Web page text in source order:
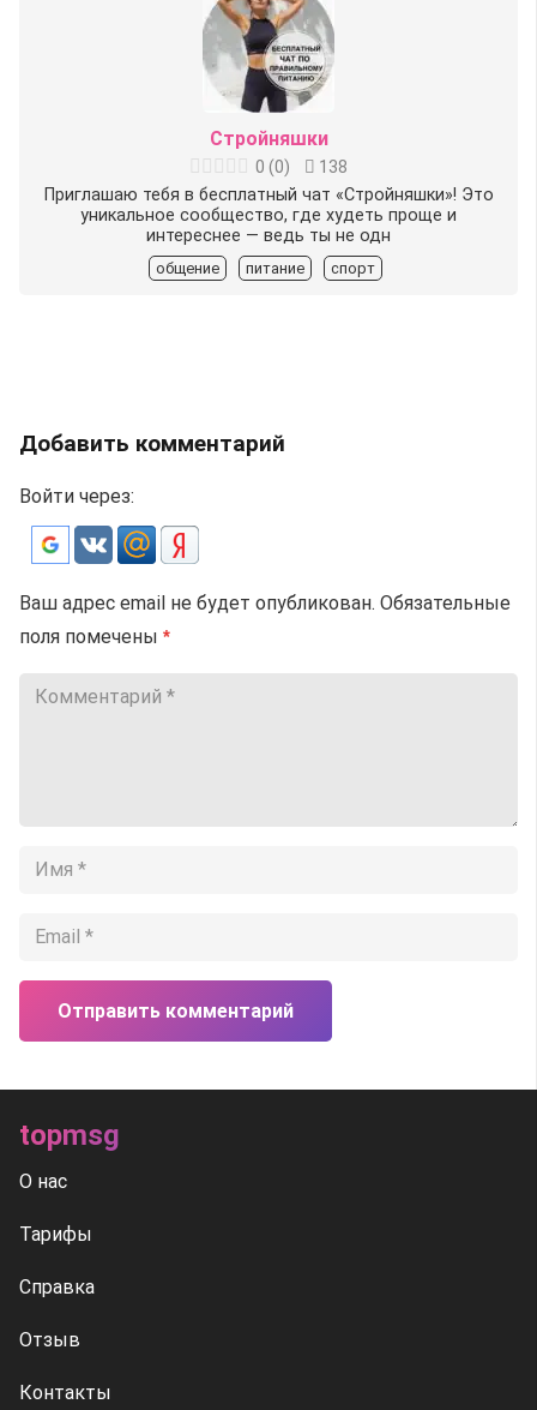
Стройняшки
0 (0)
138
Приглашаю тебя в бесплатный чат «Стройняшки»! Это
уникальное сообщество, где худеть проще и
интереснее — ведь ты не одн
общение питание спорт
Добавить комментарий
Войти через:
Ваш адрес email не будет опубликован. Обязательные
поля помечены *
Отправить комментарий
topmsg
О нас
Тарифы
Справка
Отзыв
Контакты